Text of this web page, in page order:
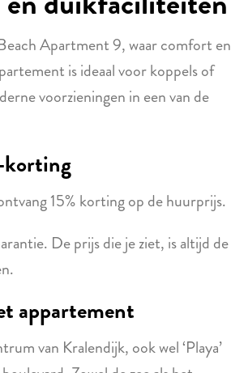
Apartment 9, waar comfort en
is ideaal voor koppels of
voorzieningen in een van de
korting
15% korting op de huurprijs.
De prijs die je ziet, is altijd de
appartement
van Kralendijk, ook wel ‘Playa’